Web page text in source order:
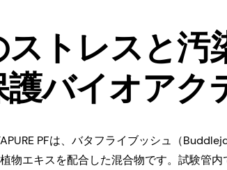
トレスと汚
バイオアク
PFは、バタフライブッシュ（
物エキスを配合した混合物です。試験管